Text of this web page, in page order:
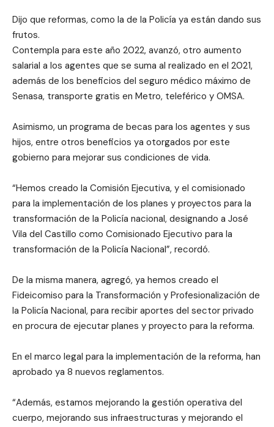
Dijo que reformas, como la de la Policía ya están dando sus
frutos.
Contempla para este año 2022, avanzó, otro aumento
salarial a los agentes que se suma al realizado en el 2021,
además de los beneficios del seguro médico máximo de
Senasa, transporte gratis en Metro, teleférico y OMSA.
Asimismo, un programa de becas para los agentes y sus
hijos, entre otros beneficios ya otorgados por este
gobierno para mejorar sus condiciones de vida.
“Hemos creado la Comisión Ejecutiva, y el comisionado
para la implementación de los planes y proyectos para la
transformación de la Policía nacional, designando a José
Vila del Castillo como Comisionado Ejecutivo para la
transformación de la Policía Nacional”, recordó.
De la misma manera, agregó, ya hemos creado el
Fideicomiso para la Transformación y Profesionalización de
la Policía Nacional, para recibir aportes del sector privado
en procura de ejecutar planes y proyecto para la reforma.
En el marco legal para la implementación de la reforma, han
aprobado ya 8 nuevos reglamentos.
“Además, estamos mejorando la gestión operativa del
cuerpo, mejorando sus infraestructuras y mejorando el